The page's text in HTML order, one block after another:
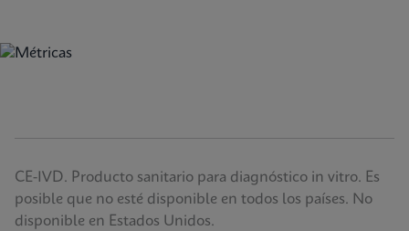
CE-IVD. Producto sanitario para diagnóstico in vitro. Es
posible que no esté disponible en todos los países. No
disponible en Estados Unidos.